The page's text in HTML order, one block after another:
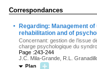
Correspondances
·
Regarding: Management
rehabilitation and of
Concernant: gestion de l’issue
charge psychologique du
Page :243-244
J.C. Mila-Grande, R.L.
Plan